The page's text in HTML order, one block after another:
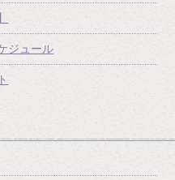
ジュール